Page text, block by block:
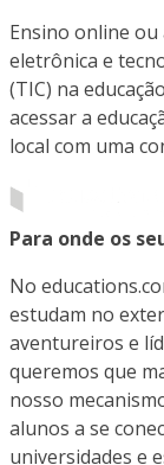
Ensino online ou
eletrônica e
(TIC) na
acessar a
local com uma
Para onde os
No
estudam no
aventureiros e
queremos que
nosso
alunos a se
universidades e